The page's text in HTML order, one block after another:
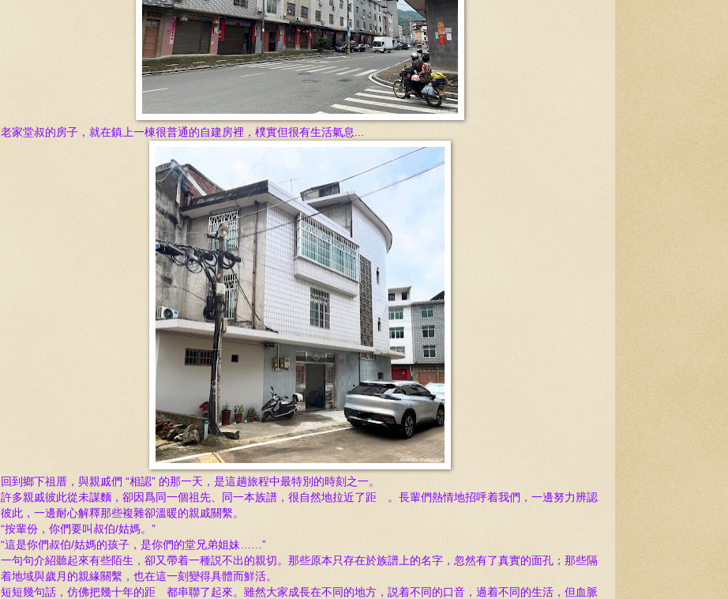
老家堂叔的房子，就在鎮上一棟很普通的自建房裡，樸實但很有生活氣息...
回到鄉下祖厝，與親戚們 “相認” 的那一天，是這趟旅程中最特別的時刻之一。
許多親戚彼此從未謀麵，卻因爲同一個祖先、同一本族譜，很自然地拉近了距離。長輩們熱情地招呼着我們，一邊努力辨認
彼此，一邊耐心解釋那些複雜卻溫暖的親戚關繫。
“按輩份，你們要叫叔伯/姑媽。”
“這是你們叔伯/姑媽的孩子，是你們的堂兄弟姐妹……”
一句句介紹聽起來有些陌生，卻又帶着一種説不出的親切。那些原本只存在於族譜上的名字，忽然有了真實的面孔；那些隔
着地域與歲月的親緣關繫，也在這一刻變得具體而鮮活。
短短幾句話，仿佛把幾十年的距離都串聯了起來。雖然大家成長在不同的地方，説着不同的口音，過着不同的生活，但血脈